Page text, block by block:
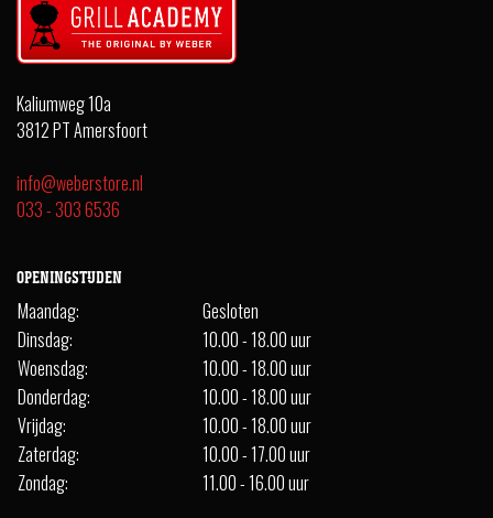
Kaliumweg 10a
3812 PT Amersfoort
info@weberstore.nl
033 - 303 6536
OPENINGSTIJDEN
Maandag:
Gesloten
Dinsdag:
10.00 - 18.00 uur
Woensdag:
10.00 - 18.00 uur
Donderdag:
10.00 - 18.00 uur
Vrijdag:
10.00 - 18.00 uur
Zaterdag:
10.00 - 17.00 uur
Zondag:
11.00 - 16.00 uur